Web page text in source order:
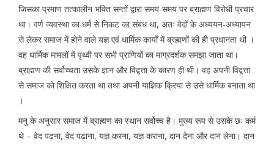
जिसका प्रमाण तत्कालीन भक्ति सन्तों द्वारा समय-समय पर ब्राह्मण विरोधी प्रचार
था। वर्ण व्यवस्था का धर्म से निकट का संबंध था, अतः वेदों के अध्ययन-अध्यापन
से लेकर समाज में होने वाले यज्ञ एवं धार्मिक कार्यों में ब्रह्मणों की ही प्रधानता थी ।
वह धार्मिक मामलों में पृथ्वी पर सभी प्राणियों का माग्रदर्शक समझा जाता था।
ब्राह्मण की सर्वोच्चता उसके ज्ञान और विद्वत्ता के कारण ही थी। वह अपनी विद्वत्ता
से समाज को शिक्षित करता था तथा अपनी याज्ञिक क्रिया से उसे धार्मिक बनाता था
।
मनु के अनुसार समाज में ब्राह्मण का स्थान सर्वोच्च है। मुख्य रूप से उसके छः कर्म
थे – वेद पढ़ना, वेद पढ़ाना, यज्ञ करना, यज्ञ कराना, दान देना और दान लेना। दान